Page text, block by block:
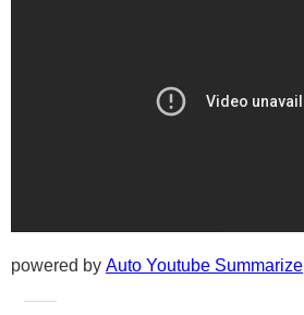
powered by Auto Youtube Summarize